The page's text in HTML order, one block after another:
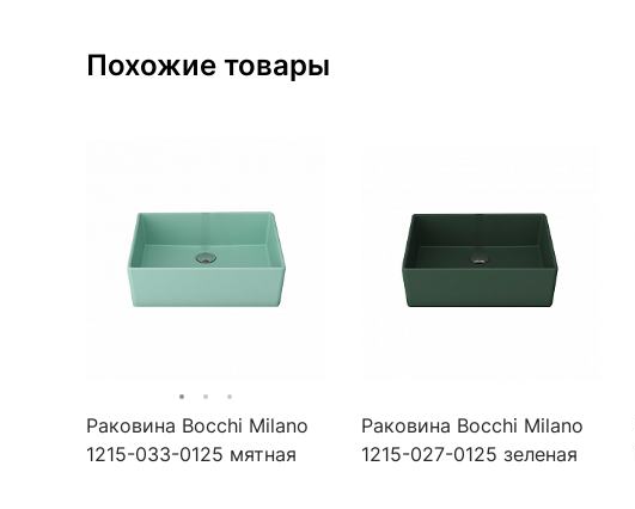
Похожие товары
Раковина Bocchi Milano
1215-033-0125 мятная
Раковина Bocchi Milano
1215-027-0125 зеленая